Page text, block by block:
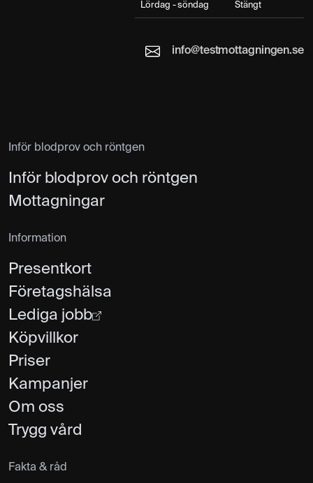
Lördag - söndag Stängt
info@testmottagningen.se
Inför blodprov och röntgen
Inför blodprov och röntgen
Mottagningar
Information
Presentkort
Företagshälsa
Lediga jobb
Köpvillkor
Priser
Kampanjer
Om oss
Trygg vård
Fakta & råd